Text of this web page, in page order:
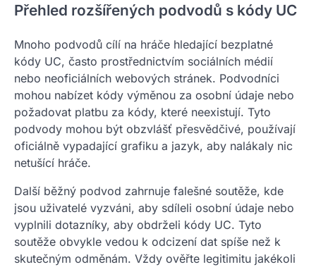
Přehled rozšířených podvodů s kódy UC
Mnoho podvodů cílí na hráče hledající bezplatné
kódy UC, často prostřednictvím sociálních médií
nebo neoficiálních webových stránek. Podvodníci
mohou nabízet kódy výměnou za osobní údaje nebo
požadovat platbu za kódy, které neexistují. Tyto
podvody mohou být obzvlášť přesvědčivé, používají
oficiálně vypadající grafiku a jazyk, aby nalákaly nic
netušící hráče.
Další běžný podvod zahrnuje falešné soutěže, kde
jsou uživatelé vyzváni, aby sdíleli osobní údaje nebo
vyplnili dotazníky, aby obdrželi kódy UC. Tyto
soutěže obvykle vedou k odcizení dat spíše než k
skutečným odměnám. Vždy ověřte legitimitu jakékoli